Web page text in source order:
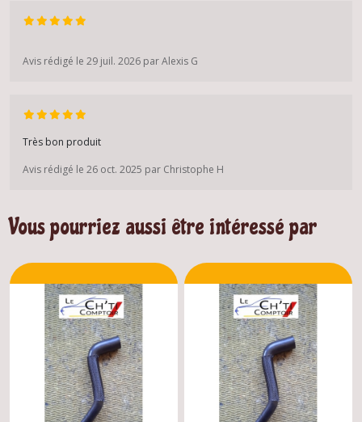
Avis rédigé le 29 juil. 2026 par Alexis G
Très bon produit
Avis rédigé le 26 oct. 2025 par Christophe H
Vous pourriez aussi être intéressé par